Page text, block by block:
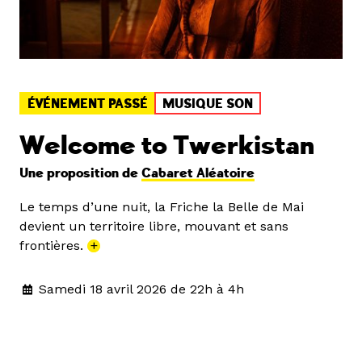
ÉVÉNEMENT PASSÉ MUSIQUE SON
Welcome to Twerkistan
Une proposition de Cabaret Aléatoire
Le temps d’une nuit, la Friche la Belle de Mai
devient un territoire libre, mouvant et sans
frontières. +
Samedi 18 avril 2026 de 22h à 4h